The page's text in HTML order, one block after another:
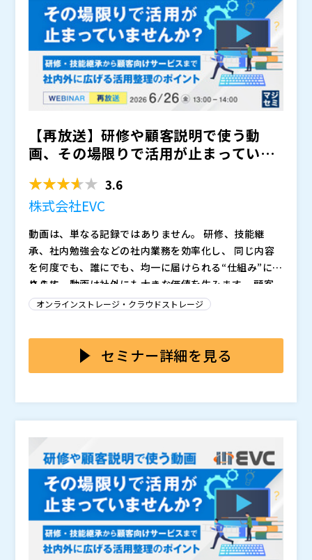
【再放送】研修や顧客説明で使う動
画、その場限りで活用が止まっていま
3.6
株式会社EVC
動画は、単なる記録ではありません。 研修、技能継
承、社内勉強会などの社内業務を効率化し、 同じ内容
を何度でも、誰にでも、均一に届けられる“仕組み”にな
ります。
さらに、動画は社外にも大きな価値を生みます。 顧客
向けの説明、代理店教育、資格更新研修、 スポーツや
内外の価値提供をどう変えるのか を具体的に紹介しま
じ説明を何度も行う必要がなくなり、拠点や職種が違っ
ても、 同じ品質の内容を、必要なタイミングで届けら
れる仕組み がつくれます。
・研修（新人・中堅・管理職）の標準化 ・技能継承
（製造・建築・食品など）の属人化解消 ・社内勉強
会・技術共有のアーカイブ化 ・営業・品質・技術部門
のナレッジ共有 ・社長メッセージやイベント記録の全
社展開
これらはすべて、“動画があるだけで再現性が高まる”
活用例です。
動画は社外向けにも強力な価値を生みます。 顧客、代
理店、パートナー、資格講座受講者など、 対象者ごと
に必要な内容を確実に届けられる“サービス” に変わり
オンラインストレージ・クラウドストレージ
セミナー詳細を見る